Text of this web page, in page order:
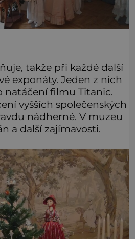
takže při každé další
exponáty. Jeden z nich
natáčení filmu Titanic.
vyšších společenských
nádherné. V muzeu
a další zajímavosti.